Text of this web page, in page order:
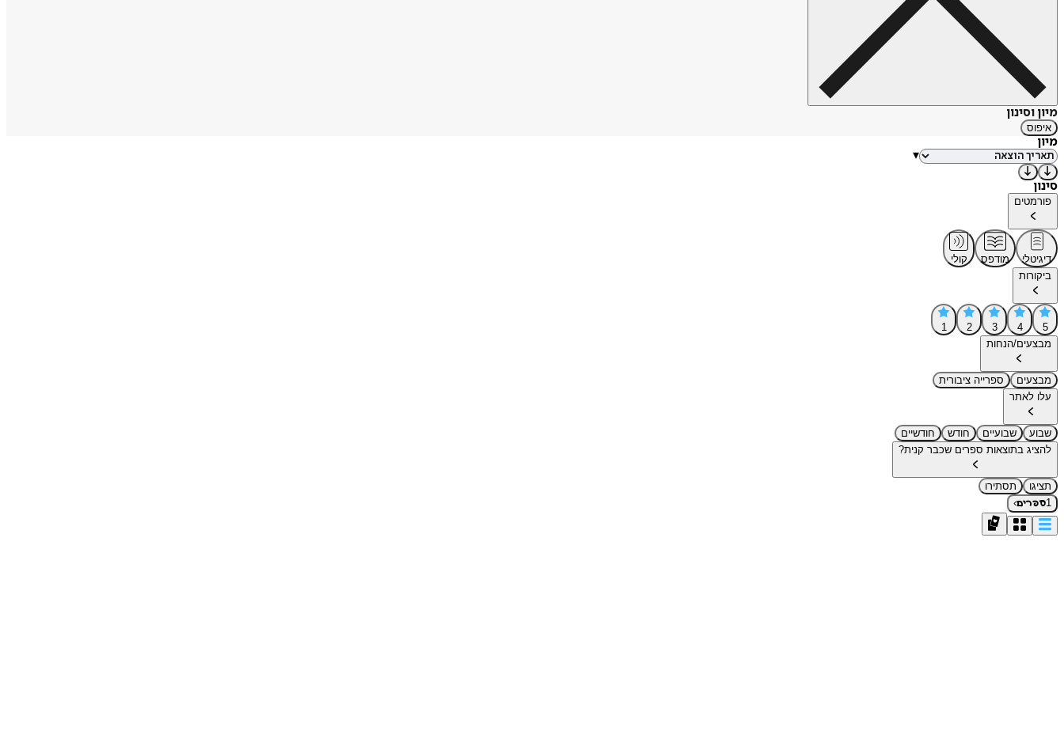
מיון וסינון
איפוס
מיון
▾
סינון
פורמטים
דיגיטלי מודפס
קולי
ביקורות
5
4
3
2
1
מבצעים/הנחות
מבצעים
ספרייה ציבורית
עלו לאתר
שבוע שבועיים חודש
חודשיים
להציג בתוצאות ספרים שכבר קנית?
תציגו
תסתירו
1ספרים›